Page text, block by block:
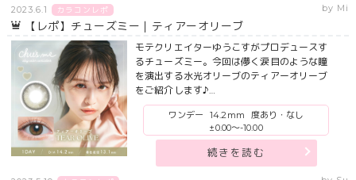
2023.6.1 カラコンレポ by Mi
【レポ】チューズミー｜ティアーオリーブ
モテクリエイターゆうこすがプロデュースす
るチューズミー。今回は儚く涙目のような瞳
を演出する水光オリーブのティアーオリーブ
をご紹介します♪…
ワンデー 14.2mm
度あり・なし
±0.00～-10.00
続きを読む